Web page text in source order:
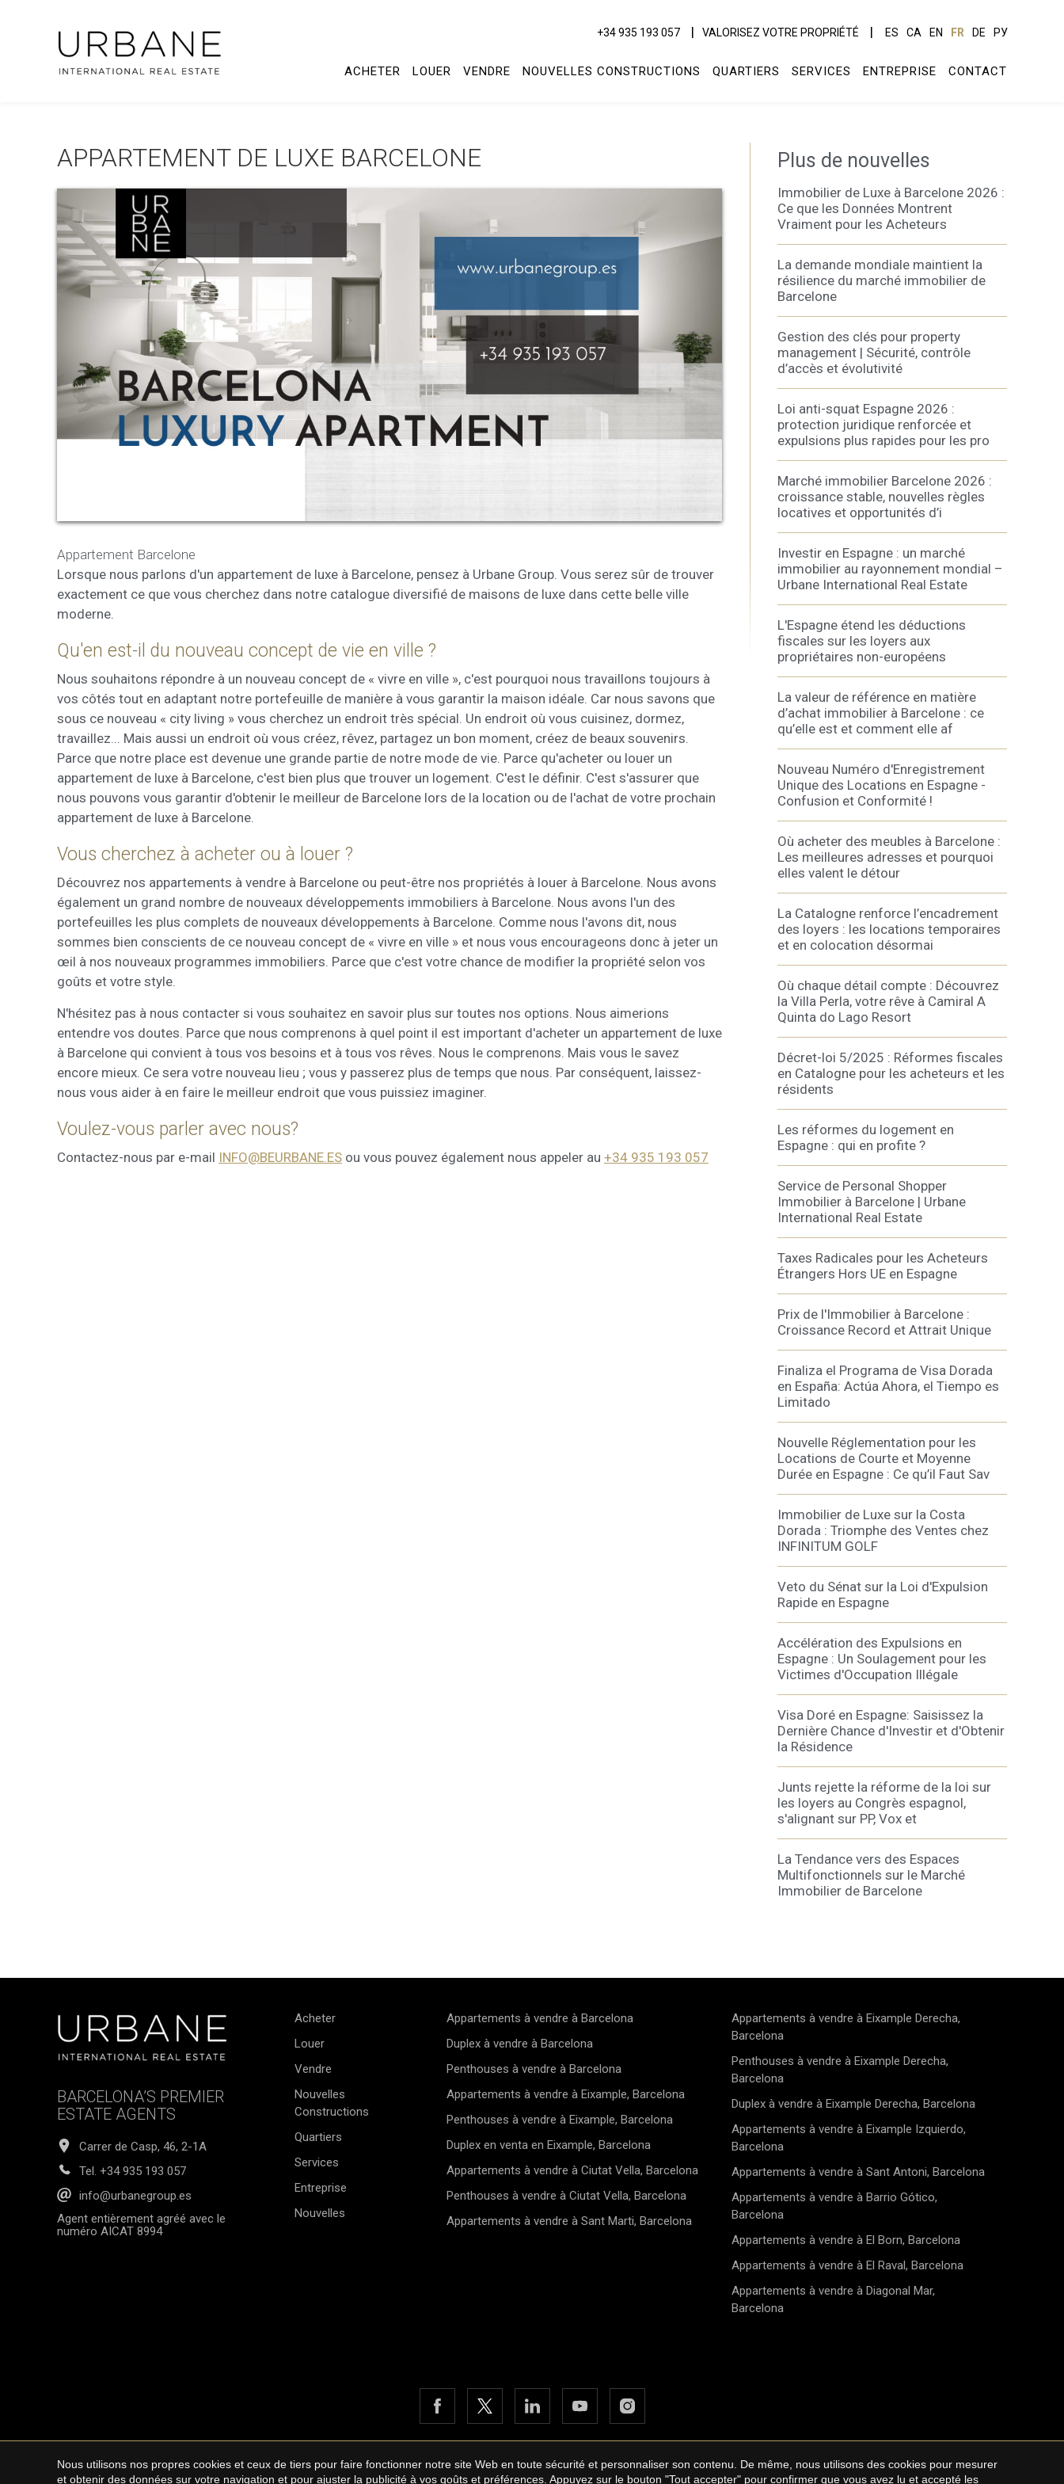
+34 935 193 057 VALORISEZ VOTRE PROPRIÉTÉ ES CA EN FR DE РУ
ACHETER LOUER VENDRE NOUVELLES CONSTRUCTIONS QUARTIERS SERVICES ENTREPRISE CONTACT
APPARTEMENT DE LUXE BARCELONE
Appartement Barcelone
Lorsque nous parlons d'un appartement de luxe à Barcelone, pensez à Urbane Group. Vous serez sûr de trouver
exactement ce que vous cherchez dans notre catalogue diversifié de maisons de luxe dans cette belle ville
moderne.
Qu'en est-il du nouveau concept de vie en ville ?
Nous souhaitons répondre à un nouveau concept de « vivre en ville », c'est pourquoi nous travaillons toujours à
vos côtés tout en adaptant notre portefeuille de manière à vous garantir la maison idéale. Car nous savons que
sous ce nouveau « city living » vous cherchez un endroit très spécial. Un endroit où vous cuisinez, dormez,
travaillez... Mais aussi un endroit où vous créez, rêvez, partagez un bon moment, créez de beaux souvenirs.
Parce que notre place est devenue une grande partie de notre mode de vie. Parce qu'acheter ou louer un
appartement de luxe à Barcelone, c'est bien plus que trouver un logement. C'est le définir. C'est s'assurer que
nous pouvons vous garantir d'obtenir le meilleur de Barcelone lors de la location ou de l'achat de votre prochain
appartement de luxe à Barcelone.
Vous cherchez à acheter ou à louer ?
Découvrez nos appartements à vendre à Barcelone ou peut-être nos propriétés à louer à Barcelone. Nous avons
également un grand nombre de nouveaux développements immobiliers à Barcelone. Nous avons l'un des
portefeuilles les plus complets de nouveaux développements à Barcelone. Comme nous l'avons dit, nous
sommes bien conscients de ce nouveau concept de « vivre en ville » et nous vous encourageons donc à jeter un
œil à nos nouveaux programmes immobiliers. Parce que c'est votre chance de modifier la propriété selon vos
goûts et votre style.
N'hésitez pas à nous contacter si vous souhaitez en savoir plus sur toutes nos options. Nous aimerions
entendre vos doutes. Parce que nous comprenons à quel point il est important d'acheter un appartement de luxe
à Barcelone qui convient à tous vos besoins et à tous vos rêves. Nous le comprenons. Mais vous le savez
encore mieux. Ce sera votre nouveau lieu ; vous y passerez plus de temps que nous. Par conséquent, laissez-
nous vous aider à en faire le meilleur endroit que vous puissiez imaginer.
Voulez-vous parler avec nous?
Contactez-nous par e-mail INFO@BEURBANE.ES ou vous pouvez également nous appeler au +34 935 193 057
Plus de nouvelles
Immobilier de Luxe à Barcelone 2026 :
Ce que les Données Montrent
Vraiment pour les Acheteurs
La demande mondiale maintient la
résilience du marché immobilier de
Barcelone
Gestion des clés pour property
management | Sécurité, contrôle
d’accès et évolutivité
Loi anti-squat Espagne 2026 :
protection juridique renforcée et
expulsions plus rapides pour les pro
Marché immobilier Barcelone 2026 :
croissance stable, nouvelles règles
locatives et opportunités d’i
Investir en Espagne : un marché
immobilier au rayonnement mondial –
Urbane International Real Estate
L'Espagne étend les déductions
fiscales sur les loyers aux
propriétaires non-européens
La valeur de référence en matière
d’achat immobilier à Barcelone : ce
qu’elle est et comment elle af
Nouveau Numéro d'Enregistrement
Unique des Locations en Espagne -
Confusion et Conformité !
Où acheter des meubles à Barcelone :
Les meilleures adresses et pourquoi
elles valent le détour
La Catalogne renforce l’encadrement
des loyers : les locations temporaires
et en colocation désormai
Où chaque détail compte : Découvrez
la Villa Perla, votre rêve à Camiral A
Quinta do Lago Resort
Décret-loi 5/2025 : Réformes fiscales
en Catalogne pour les acheteurs et les
résidents
Les réformes du logement en
Espagne : qui en profite ?
Service de Personal Shopper
Immobilier à Barcelone | Urbane
International Real Estate
Taxes Radicales pour les Acheteurs
Étrangers Hors UE en Espagne
Prix de l'Immobilier à Barcelone :
Croissance Record et Attrait Unique
Finaliza el Programa de Visa Dorada
en España: Actúa Ahora, el Tiempo es
Limitado
Nouvelle Réglementation pour les
Locations de Courte et Moyenne
Durée en Espagne : Ce qu’il Faut Sav
Immobilier de Luxe sur la Costa
Dorada : Triomphe des Ventes chez
INFINITUM GOLF
Veto du Sénat sur la Loi d'Expulsion
Rapide en Espagne
Accélération des Expulsions en
Espagne : Un Soulagement pour les
Victimes d'Occupation Illégale
Visa Doré en Espagne: Saisissez la
Dernière Chance d'Investir et d'Obtenir
la Résidence
Junts rejette la réforme de la loi sur
les loyers au Congrès espagnol,
s'alignant sur PP, Vox et
La Tendance vers des Espaces
Multifonctionnels sur le Marché
Immobilier de Barcelone
BARCELONA’S PREMIER
ESTATE AGENTS
Carrer de Casp, 46, 2-1A
Tel. +34 935 193 057
info@urbanegroup.es
Agent entièrement agréé avec le
numéro AICAT 8994
Acheter
Louer
Vendre
Nouvelles
Constructions
Quartiers
Services
Entreprise
Nouvelles
Appartements à vendre à Barcelona
Duplex à vendre à Barcelona
Penthouses à vendre à Barcelona
Appartements à vendre à Eixample, Barcelona
Penthouses à vendre à Eixample, Barcelona
Duplex en venta en Eixample, Barcelona
Appartements à vendre à Ciutat Vella, Barcelona
Penthouses à vendre à Ciutat Vella, Barcelona
Appartements à vendre à Sant Marti, Barcelona
Appartements à vendre à Eixample Derecha,
Barcelona
Penthouses à vendre à Eixample Derecha,
Barcelona
Duplex à vendre à Eixample Derecha, Barcelona
Appartements à vendre à Eixample Izquierdo,
Barcelona
Appartements à vendre à Sant Antoni, Barcelona
Appartements à vendre à Barrio Gótico,
Barcelona
Appartements à vendre à El Born, Barcelona
Appartements à vendre à El Raval, Barcelona
Appartements à vendre à Diagonal Mar,
Barcelona
Copyright © 2026 Urbane International Real Estate Avis légal Politique de confidentialité Cookie Policy
Nous utilisons nos propres cookies et ceux de tiers pour faire fonctionner notre site Web en toute sécurité et personnaliser son contenu. De même, nous utilisons des cookies pour mesurer
et obtenir des données sur votre navigation et pour ajuster la publicité à vos goûts et préférences. Appuyez sur le bouton "Tout accepter" pour confirmer que vous avez lu et accepté les
Modifier les cookies
empêcher leur installation sur son disque dur, même s'il doit garder à l'esprit qu'une
Analyse et Personnalisation
Ils permettent le suivi et l'analyse du comportement des utilisateurs de ce site. Les
améliorations basées sur l'analyse des données d'utilisation effectuée par les
utilisateurs du service. . Ils nous permettent de sauvegarder les informations de
meilleure expérience grâce aux produits recommandés.
Marketing et Publicité
Ces cookies sont utilisés pour stocker des informations sur les préférences et les choix
personnels de l'utilisateur grâce à l'observation continue de ses habitudes de
navigation. Grâce à eux, nous pouvons connaître les habitudes de navigation sur le
site Web et afficher des publicités liées au profil de navigation de l'utilisateur.